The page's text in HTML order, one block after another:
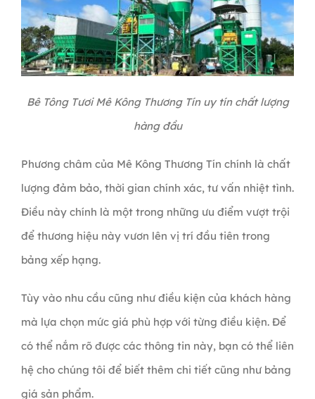
Bê Tông Tươi Mê Kông Thương Tín uy tín chất lượng
hàng đầu
Phương châm của Mê Kông Thương Tín chính là chất
lượng đảm bảo, thời gian chính xác, tư vấn nhiệt tình.
Điều này chính là một trong những ưu điểm vượt trội
để thương hiệu này vươn lên vị trí đầu tiên trong
bảng xếp hạng.
Tùy vào nhu cầu cũng như điều kiện của khách hàng
mà lựa chọn mức giá phù hợp với từng điều kiện. Để
có thể nắm rõ được các thông tin này, bạn có thể liên
hệ cho chúng tôi để biết thêm chi tiết cũng như bảng
giá sản phẩm.